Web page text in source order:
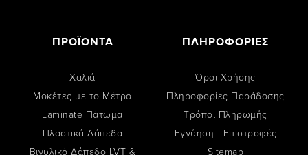
ΠΡΟΪΟΝΤΑ
Χαλιά
Μοκέτες με το Μέτρο
Laminate Πάτωμα
Πλαστικά Δάπεδα
Βινυλικό Δάπεδο LVT &
ΠΛΗΡΟΦΟΡΙΕΣ
Όροι Χρήσης
Πληροφορίες Παράδοσης
Tρόποι Πληρωμής
Εγγύηση - Επιστροφές
Sitemap